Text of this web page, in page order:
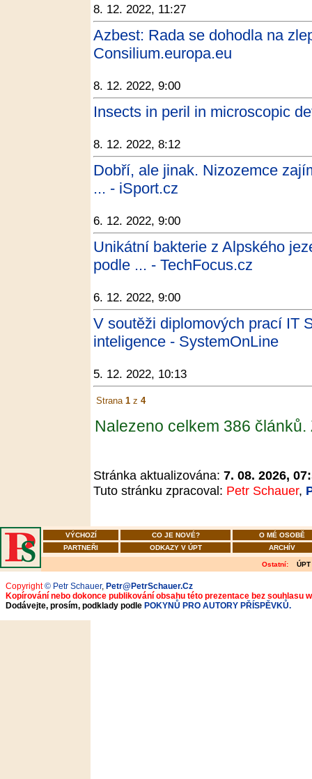
8. 12. 2022, 11:27
Azbest: Rada se dohodla na
Consilium.europa.eu
8. 12. 2022, 9:00
Insects in peril in microscopic
8. 12. 2022, 8:12
Dobří, ale jinak. Nizozemce
... - iSport.cz
6. 12. 2022, 9:00
Unikátní bakterie z Alpského
podle ... - TechFocus.cz
6. 12. 2022, 9:00
V soutěži diplomových prací IT
inteligence - SystemOnLine
5. 12. 2022, 10:13
Strana 1 z 4
Nalezeno celkem 386
Stránka aktualizována: 7. 08. 2026,
Tuto stránku zpracoval: Petr Schauer,
VÝCHOZÍ CO JE NOVÉ?
O MÉ OSOBĚ
PARTNEŘI
ODKAZY V ÚPT ARCHÍV
Ostatní: ÚPT
Copyright© Petr Schauer, Petr@PetrSchauer.Cz
Kopírování nebo dokonce publikování obsahu této prezentace bez souhlasu
Dodávejte, prosím, podklady podle POKYNŮ PRO AUTORY PŘÍSPĚVKŮ.